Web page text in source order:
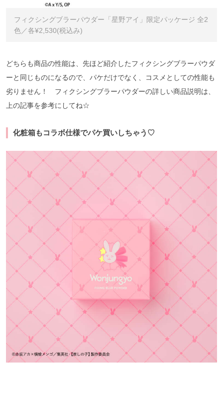
フィクシングブラーパウダー「星野アイ」限定パッケージ 全2
色／各¥2,530(税込み)
どちらも商品の性能は、先ほど紹介したフィクシングブラーパウダ
ーと同じものになるので、パケだけでなく、コスメとしての性能も
劣りません！ フィクシングブラーパウダーの詳しい商品説明は、
上の記事を参考にしてね☆
化粧箱もコラボ仕様でパケ買いしちゃう♡